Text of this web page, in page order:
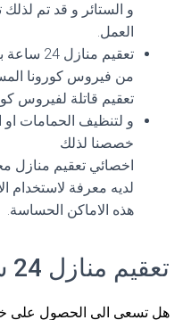
و الستائر و قد تم
العمل.
تعقيم
من فيروس كورونا
تعقيم قاتلة لفيروس
و لتنظيف الحمامات او
خصصنا لذلك
اخصائي تعقيم منازل
لديه معرفة لاستخدام
هذه الاماكن الحساسة.
تعقيم منازل 24 ساعة بالكويت